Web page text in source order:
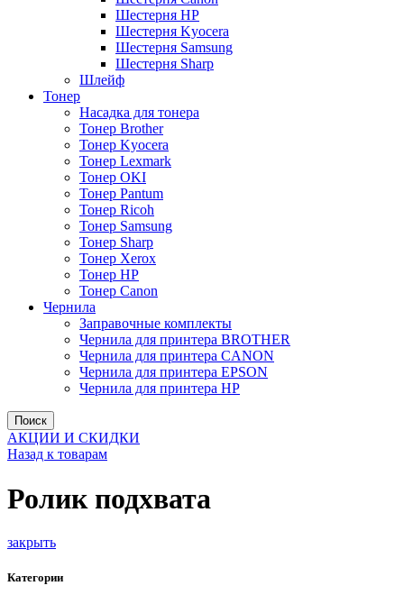
Шестерня HP
Шестерня Kyocera
Шестерня Samsung
Шестерня Sharp
Шлейф
Тонер
Насадка для тонера
Тонер Brother
Тонер Kyocera
Тонер Lexmark
Тонер OKI
Тонер Pantum
Тонер Ricoh
Тонер Samsung
Тонер Sharp
Тонер Xerox
Тонер НР
Тонер Саnon
Чернила
Заправочные комплекты
Чернила для принтера BROTHER
Чернила для принтера CANON
Чернила для принтера EPSON
Чернила для принтера HP
Поиск
АКЦИИ И СКИДКИ
Назад к товарам
Ролик подхвата
закрыть
Категории